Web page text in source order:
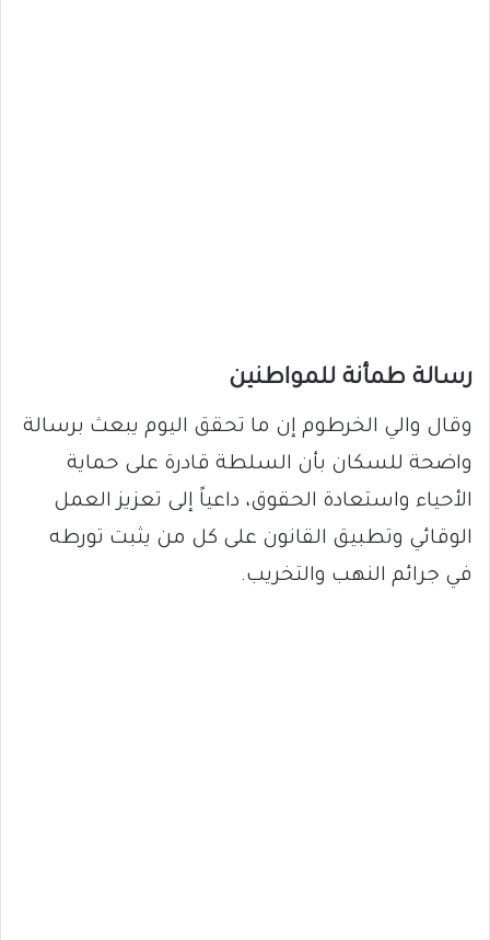
رسالة طمأنة للمواطنين
وقال والي الخرطوم إن ما تحقق اليوم يبعث برسالة
واضحة للسكان بأن السلطة قادرة على حماية
الأحياء واستعادة الحقوق، داعياً إلى تعزيز العمل
الوقائي وتطبيق القانون على كل من يثبت تورطه
في جرائم النهب والتخريب.